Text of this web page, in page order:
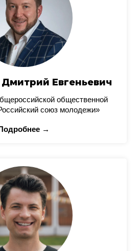
Евгеньевич
общественной
союз молодежи»
→